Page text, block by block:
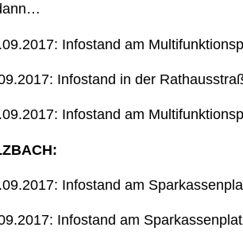
Infostand am
Infostand in der
Infostand am
Infostand am
Infostand am